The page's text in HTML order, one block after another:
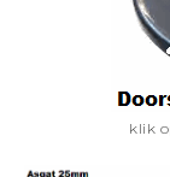
klik